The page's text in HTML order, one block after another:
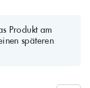
Produkt am
späteren